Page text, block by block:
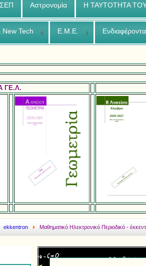
Αστρονομία Η ΤΑΥΤΟΤΗΤΑ
New Tech Ε.Μ.Ε.
ΓΕ.Λ.
ekkentron Μαθηματικό Ηλεκτρονικό Περιοδικό -